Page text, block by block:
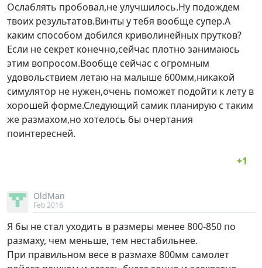
Ослаблять пробовал,не улучшилось.Ну подождем
твоих результатов.Винты у тебя вообще супер.А
каким способом добился криволинейных прутков?
Если не секрет конечно,сейчас плотно занимаюсь
этим вопросом.Вообще сейчас с огромным
удовольствием летаю на малыше 600мм,никакой
симулятор не нужен,очень поможет подойти к лету в
хорошей форме.Следующий самик планирую с таким
же размахом,но хотелось бы очертания
поинтересней.
OldMan
Feb 2016
Я бы не стал уходить в размеры менее 800-850 по
размаху, чем меньше, тем нестабильнее.
При правильном весе в размахе 800мм самолет